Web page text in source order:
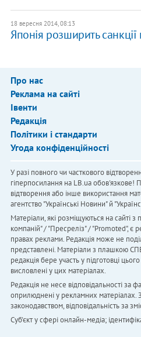
18 вересня 2014, 08:13
Японія розширить
Про нас
Реклама на сайті
Івенти
Редакція
Політики і стандарти
Угода конфіденційності
У разі повного чи часткового
гіперпосилання на LB.ua обов'язкове!
відтворення або інше використання
агентство "Українськi Новини" й
Матеріали, які розміщуються на сайті
компаній" / "Пресреліз" / "Promoted", є
правах реклами. Редакція може не
представлені. Матеріали з плашкою
редакція бере участь у підготовці
висловлені у цих матеріалах.
Редакція не несе відповідальності за
оприлюднені у рекламних матеріалах.
законодавством, відповідальність за
Cуб'єкт у сфері онлайн-медіа;